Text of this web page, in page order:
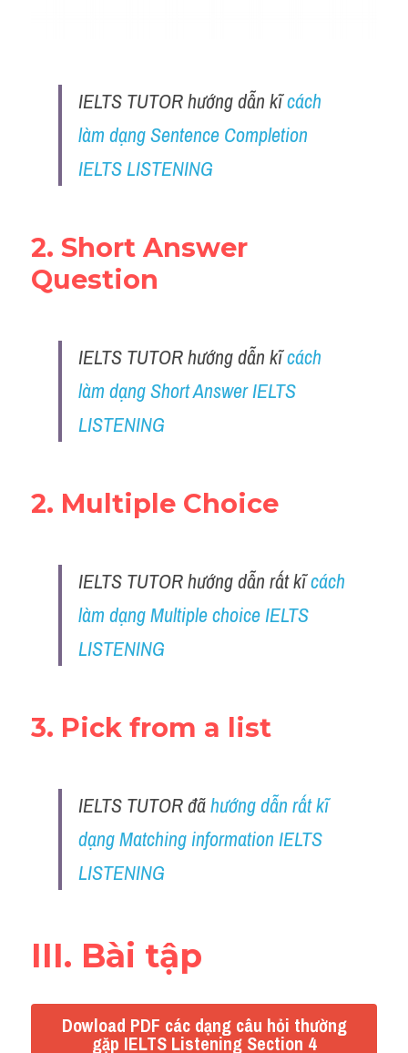
IELTS TUTOR hướng dẫn kĩ cách
làm dạng Sentence Completion
IELTS LISTENING
2. Short Answer
Question
IELTS TUTOR hướng dẫn kĩ cách
làm dạng Short Answer IELTS
LISTENING
2. Multiple Choice
IELTS TUTOR hướng dẫn rất kĩ cách
làm dạng Multiple choice IELTS
LISTENING
3. Pick from a list
IELTS TUTOR đã hướng dẫn rất kĩ
dạng Matching information IELTS
LISTENING
III. Bài tập
Dowload PDF các dạng câu hỏi thường
gặp IELTS Listening Section 4